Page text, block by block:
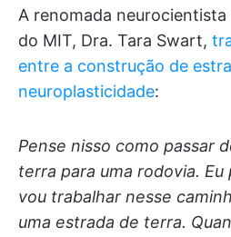
A renomada
do MIT, Dra. Tara Swart,
entre a construção de
neuroplasticidade:
Pense nisso como passar
terra para uma rodovia.
vou trabalhar nesse
uma estrada de terra.